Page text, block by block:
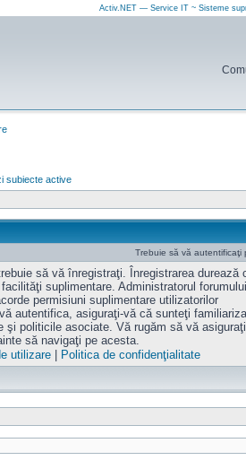
Activ.NET — Service IT ~ Sisteme
subiecte active
Trebuie să vă autentificaţi
să vă înregistraţi. Înregistrarea durează
suplimentare. Administratorul forumului
permisiuni suplimentare utilizatorilor
autentifica, asiguraţi-vă că sunteţi
şi politicile asociate. Vă rugăm să vă
să navigaţi pe acesta.
utilizare
Politica de confidenţialitate